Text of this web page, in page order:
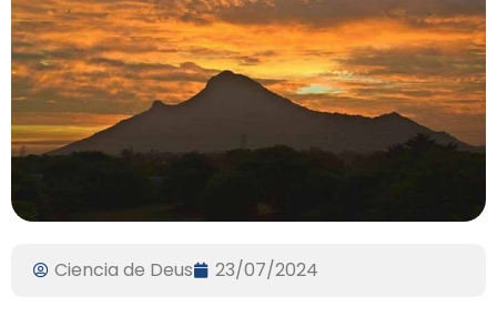
Ciencia de Deus 23/07/2024